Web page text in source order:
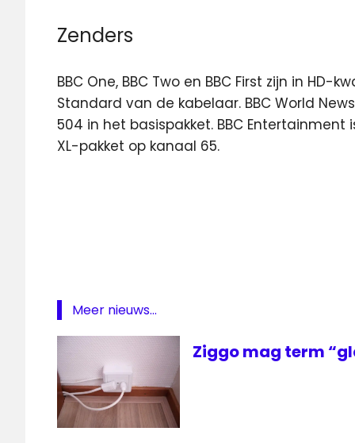
Zenders
BBC One, BBC Two en BBC First zijn in
Standard van de kabelaar. BBC World
504 in het basispakket. BBC
XL-pakket op kanaal 65.
digitale
televisie
ziggo
Meer nieuws...
Ziggo mag term